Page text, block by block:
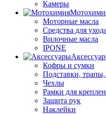
Камеры
Моторные масла
Средства для ухода
Вилочные масла
IPONE
Кофры и сумки
Подставки,
Чехлы
Рамки для
Защита рук
Наклейки